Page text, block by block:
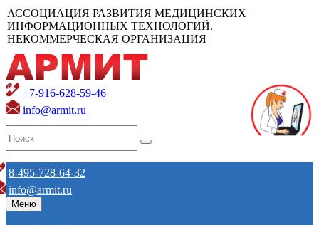
АССОЦИАЦИЯ РАЗВИТИЯ МЕДИЦИНСКИХ
ИНФОРМАЦИОННЫХ ТЕХНОЛОГИЙ.
НЕКОММЕРЧЕСКАЯ ОРГАНИЗАЦИЯ
+7-916-628-59-46
info@armit.ru
8-495-728-64-32
info@armit.ru
Меню